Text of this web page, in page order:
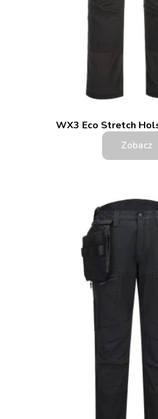
WX3 Eco Stretch
Zobacz